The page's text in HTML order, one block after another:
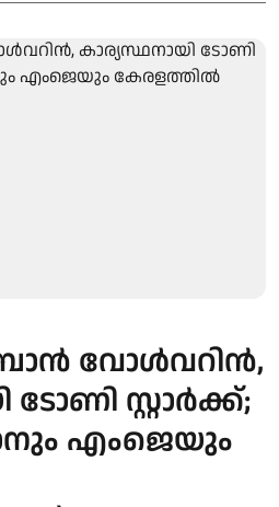
വോൾവറിൻ,
സ്റ്റാർക്ക്;
എംജെയും